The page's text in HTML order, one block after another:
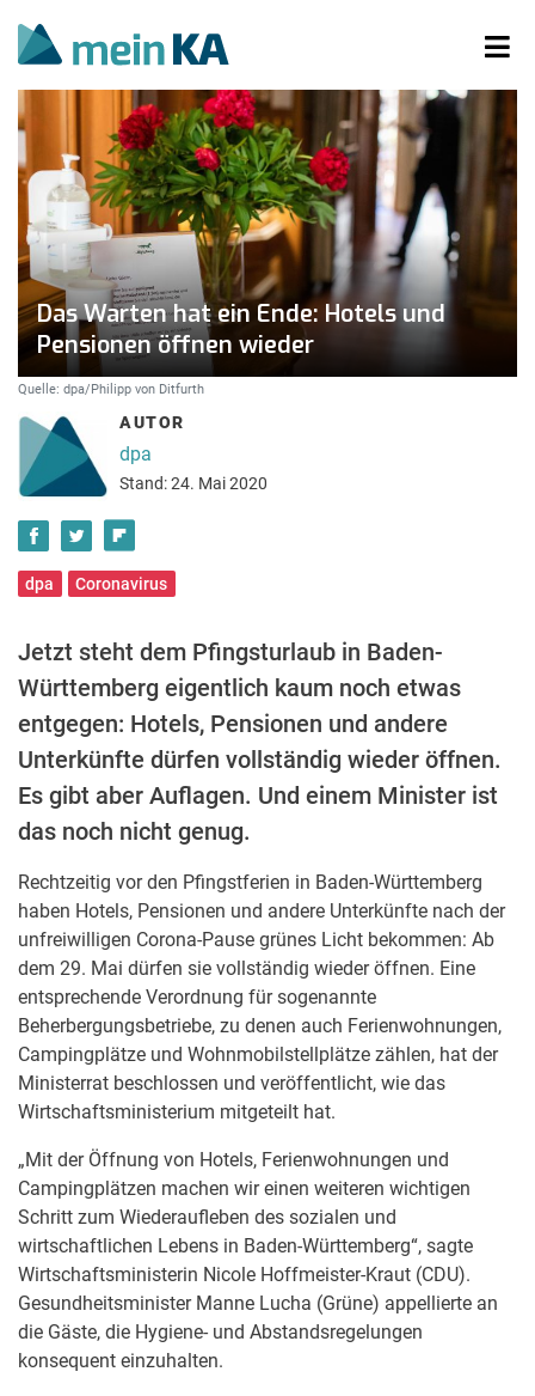
Das Warten hat ein Ende: Hotels und
Pensionen öffnen wieder
Quelle: dpa/Philipp von Ditfurth
AUTOR
dpa
Stand: 24. Mai 2020
dpa Coronavirus
Jetzt steht dem Pfingsturlaub in Baden-
Württemberg eigentlich kaum noch etwas
entgegen: Hotels, Pensionen und andere
Unterkünfte dürfen vollständig wieder öffnen.
Es gibt aber Auflagen. Und einem Minister ist
das noch nicht genug.
Rechtzeitig vor den Pfingstferien in Baden-Württemberg
haben Hotels, Pensionen und andere Unterkünfte nach der
unfreiwilligen Corona-Pause grünes Licht bekommen: Ab
dem 29. Mai dürfen sie vollständig wieder öffnen. Eine
entsprechende Verordnung für sogenannte
Beherbergungsbetriebe, zu denen auch Ferienwohnungen,
Campingplätze und Wohnmobilstellplätze zählen, hat der
Ministerrat beschlossen und veröffentlicht, wie das
Wirtschaftsministerium mitgeteilt hat.
„Mit der Öffnung von Hotels, Ferienwohnungen und
Campingplätzen machen wir einen weiteren wichtigen
Schritt zum Wiederaufleben des sozialen und
wirtschaftlichen Lebens in Baden-Württemberg“, sagte
Wirtschaftsministerin Nicole Hoffmeister-Kraut (CDU).
Gesundheitsminister Manne Lucha (Grüne) appellierte an
die Gäste, die Hygiene- und Abstandsregelungen
konsequent einzuhalten.